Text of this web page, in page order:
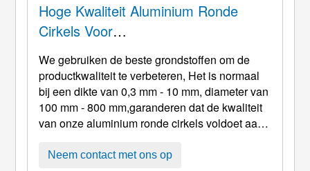
Hoge Kwaliteit Aluminium Ronde
Cirkels Voor
Gebruiksvoorwerpen/spantoepassing
En
We gebruiken de beste grondstoffen om de
productkwaliteit te verbeteren, Het is normaal
bij een dikte van 0,3 mm - 10 mm, diameter van
100 mm - 800 mm,garanderen dat de kwaliteit
van onze aluminium ronde cirkels voldoet aan
gebaseerd op geavanceerde
Neem contact met ons op